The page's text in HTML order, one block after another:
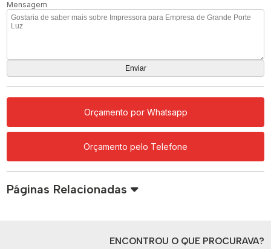
Mensagem
Orçamento por Whatsapp
Orçamento pelo Telefone
Páginas Relacionadas
ENCONTROU O QUE PROCURAVA?